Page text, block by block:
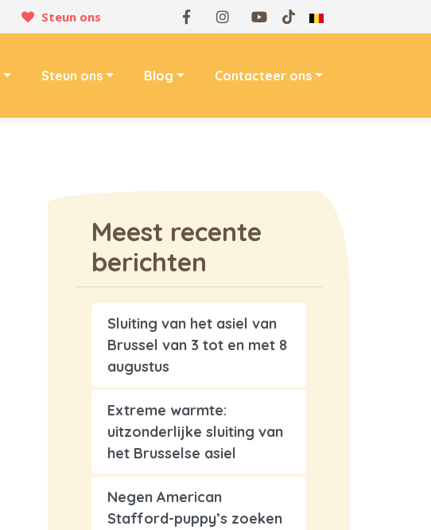
Steun ons
Steun ons Blog Contacteer ons
Meest recente
berichten
Sluiting van het asiel van
Brussel van 3 tot en met 8
augustus
Extreme warmte:
uitzonderlijke sluiting van
het Brusselse asiel
Negen American
Stafford-puppy’s zoeken